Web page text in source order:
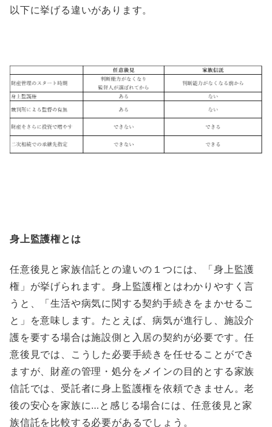
以下に挙げる違いがあります。
身上監護権とは
任意後見と家族信託との違いの１つには、「身上監護
権」が挙げられます。身上監護権とはわかりやすく言
うと、「生活や病気に関する契約手続きをまかせるこ
と」を意味します。たとえば、病気が進行し、施設介
護を要する場合は施設側と入居の契約が必要です。任
意後見では、こうした必要手続きを任せることができ
ますが、財産の管理・処分をメインの目的とする家族
信託では、受託者に身上監護権を依頼できません。老
後の安心を家族に…と感じる場合には、任意後見と家
族信託を比較する必要があるでしょう。